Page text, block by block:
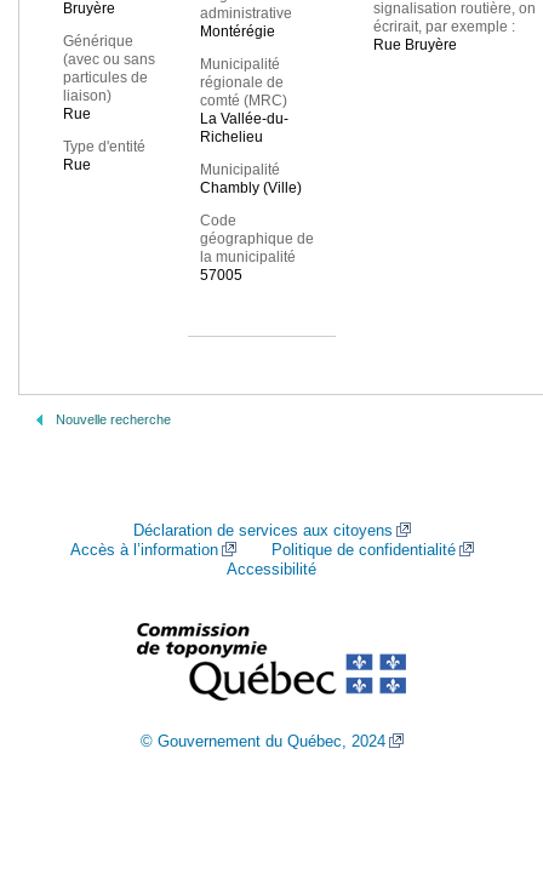
Bruyère
Générique
(avec ou sans
particules de
liaison)
Rue
Type d'entité
Rue
administrative
Montérégie
Municipalité
régionale de
comté (MRC)
La Vallée-du-
Richelieu
Municipalité
Chambly (Ville)
Code
géographique de
la municipalité
57005
signalisation routière, on
écrirait, par exemple :
Rue Bruyère
Nouvelle recherche
Déclaration de services aux citoyens
Accès à l’information
Politique de confidentialité
Accessibilité
© Gouvernement du Québec, 2024